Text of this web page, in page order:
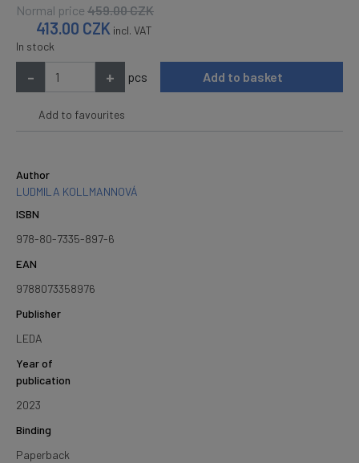
Normal price 459.00CZK
413.00 CZK incl. VAT
In stock
- + pcs Add to basket
Add to favourites
Author
LUDMILA KOLLMANNOVÁ
ISBN
978-80-7335-897-6
EAN
9788073358976
Publisher
LEDA
Year of
publication
2023
Binding
Paperback